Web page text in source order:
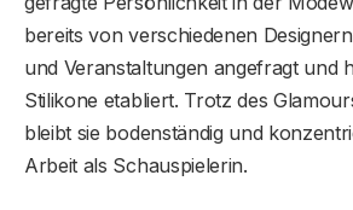
bereits von verschiedenen
und Veranstaltungen angefragt und
Stilikone etabliert. Trotz des
bleibt sie bodenständig und
Arbeit als Schauspielerin.